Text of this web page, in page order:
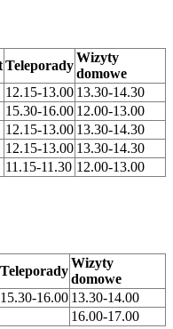
Teleporady
Wizyty
domowe
12.15-13.00 13.30-14.30
15.30-16.00 12.00-13.00
12.15-13.00 13.30-14.30
12.15-13.00 13.30-14.30
11.15-11.30 12.00-13.00
Teleporady
Wizyty
domowe
15.30-16.00 13.30-14.00
16.00-17.00